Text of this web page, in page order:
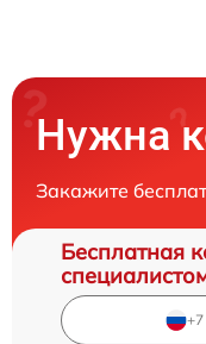
Нужна
Закажите
Бесплатная